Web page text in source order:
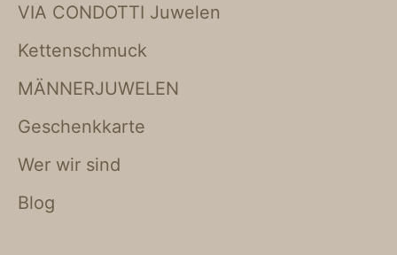
VIA CONDOTTI Juwelen
Kettenschmuck
MÄNNERJUWELEN
Geschenkkarte
Wer wir sind
Blog